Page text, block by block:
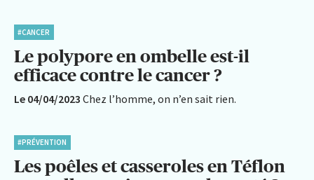
#CANCER
Le polypore en ombelle est-il
efficace contre le cancer ?
Le 04/04/2023 Chez l’homme, on n’en sait rien.
#PRÉVENTION
Les poêles et casseroles en Téflon